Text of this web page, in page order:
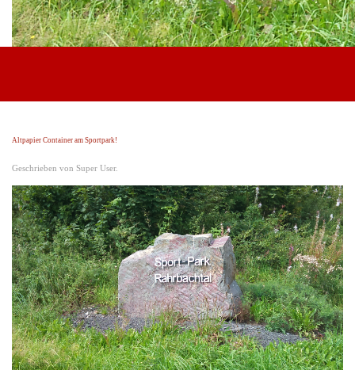
Mitgliedschaft
Partner werden
Downloadbereich
Altpapier Container am Sportpark!
Geschrieben von Super User.